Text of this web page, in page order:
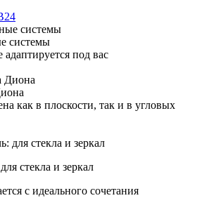
системы
адаптируется под вас
как в плоскости, так и в угловых
стекла и зеркал
с идеального сочетания